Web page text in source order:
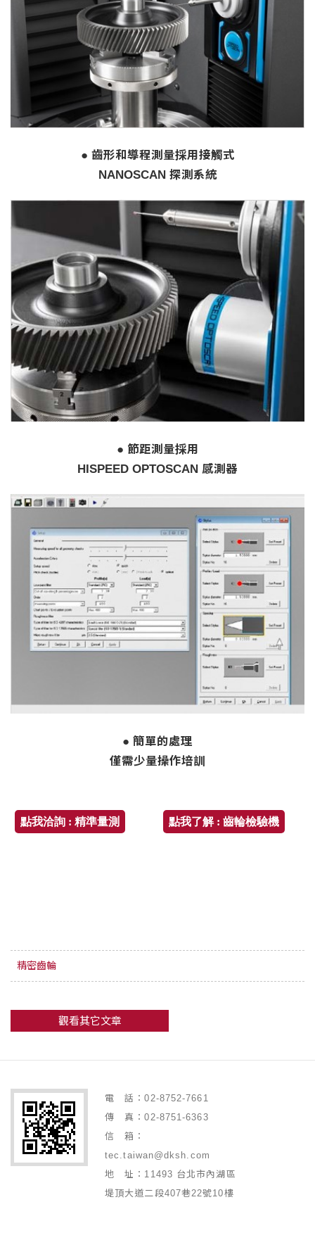
● 齒形和導程測量採用接觸式
NANOSCAN 探測系統
● 節距測量採用
HISPEED OPTOSCAN 感測器
● 簡單的處理
僅需少量操作培訓
點我洽詢 : 精準量測 點我了解 : 齒輪檢驗機
精密齒輪
觀看其它文章
電 話：02-8752-7661
傳 真：02-8751-6363
信 箱：
tec.taiwan@dksh.com
地 址：11493 台北市內湖區
堤頂大道二段407巷22號10樓